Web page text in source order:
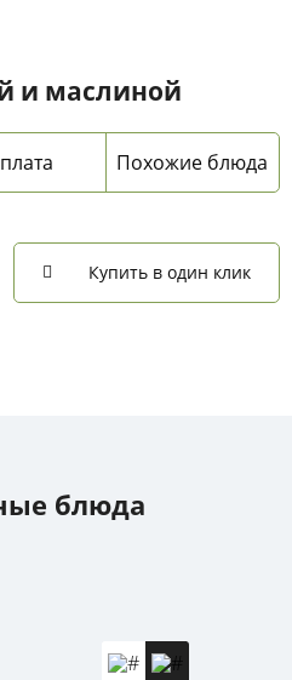
и маслиной
Похожие блюда
Купить в один клик
блюда